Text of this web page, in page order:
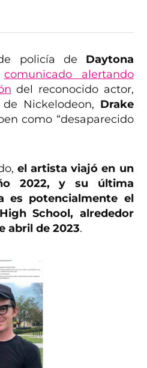
policía de Daytona
comunicado alertando
del reconocido actor,
Nickelodeon, Drake
como “desaparecido
el artista viajó en un
2022, y su última
es potencialmente el
School, alrededor
abril de 2023.